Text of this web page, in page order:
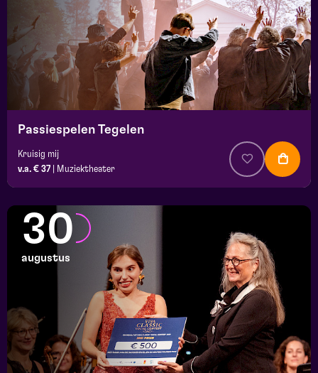
Passiespelen Tegelen
Kruisig mij
v.a. € 37
Muziektheater
30
augustus